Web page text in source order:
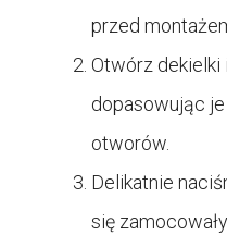
przed
Otwórz dekielki
dopasowując
otworów.
Delikatnie
się